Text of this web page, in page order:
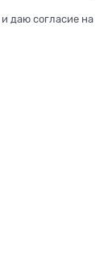
и даю согласие на